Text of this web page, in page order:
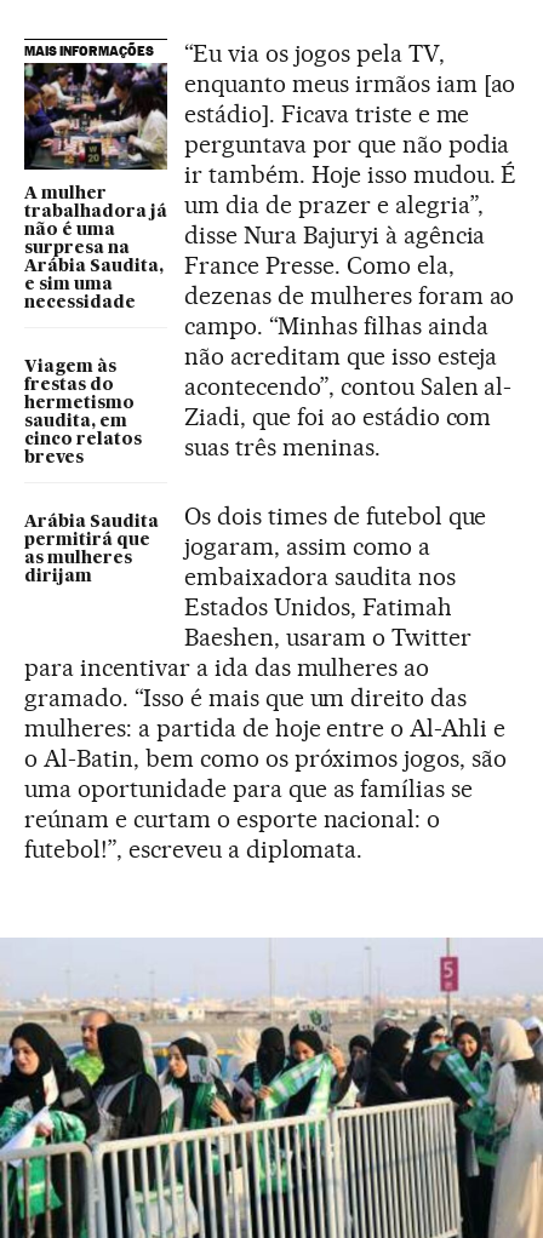
MAIS INFORMAÇÕES
A mulher
trabalhadora já
não é uma
surpresa na
Arábia Saudita,
e sim uma
necessidade
Viagem às
frestas do
hermetismo
saudita, em
cinco relatos
breves
Arábia Saudita
permitirá que
as mulheres
dirijam
“Eu via os jogos pela TV,
enquanto meus irmãos iam [ao
estádio]. Ficava triste e me
perguntava por que não podia
ir também. Hoje isso mudou. É
um dia de prazer e alegria”,
disse Nura Bajuryi à agência
France Presse. Como ela,
dezenas de mulheres foram ao
campo. “Minhas filhas ainda
não acreditam que isso esteja
acontecendo”, contou Salen al-
Ziadi, que foi ao estádio com
suas três meninas.
Os dois times de futebol que
jogaram, assim como a
embaixadora saudita nos
Estados Unidos, Fatimah
Baeshen, usaram o Twitter
para incentivar a ida das mulheres ao
gramado. “Isso é mais que um direito das
mulheres: a partida de hoje entre o Al-Ahli e
o Al-Batin, bem como os próximos jogos, são
uma oportunidade para que as famílias se
reúnam e curtam o esporte nacional: o
futebol!”, escreveu a diplomata.